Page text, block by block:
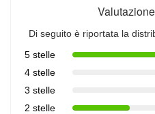
Di seguito è riportata la
5 stelle
4 stelle
3 stelle
2 stelle